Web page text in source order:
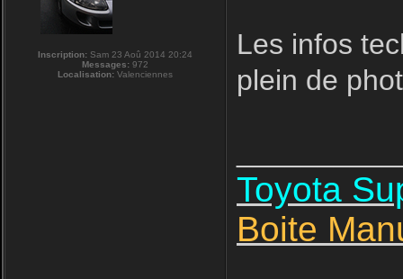
Inscription: Sam 23 Aoû 2014 20:24
Messages: 972
Localisation: Valenciennes
Les infos
plein de
Toyota
Boite